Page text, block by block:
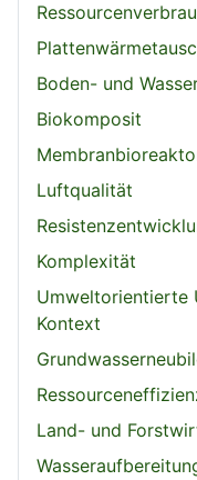
Boden- und
Biokomposit
Luftqualität
Komplexität
Umweltorientierte
Kontext
Land- und